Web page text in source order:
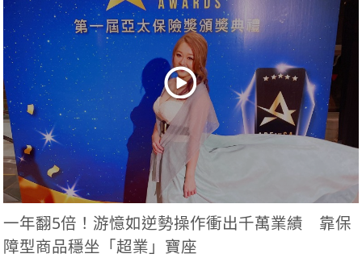
一年翻5倍！游憶如逆勢操作衝出千萬業績 靠保
障型商品穩坐「超業」寶座